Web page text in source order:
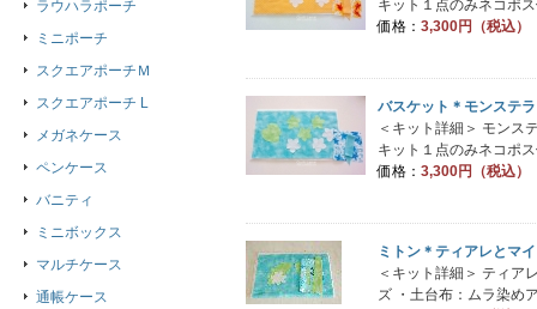
キット１点のみネコポ
価格： 3,300円（税込）
バスケット＊モンステ
＜キット詳細＞ モンス
キット１点のみネコポ
価格： 3,300円（税込）
ミトン＊ティアレとマ
＜キット詳細＞ ティア
ズ ・土台布：ムラ染め
ラウハラポーチ
ミニポーチ
スクエアポーチＭ
スクエアポーチ L
メガネケース
ペンケース
バニティ
ミニボックス
マルチケース
通帳ケース